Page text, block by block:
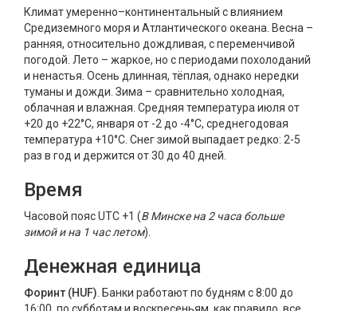
Климат умеренно–континентальный с влиянием
Средиземного моря и Атлантического океана. Весна –
ранняя, относительно дождливая, с переменчивой
погодой. Лето – жаркое, но с периодами похолоданий
и ненастья. Осень длинная, тёплая, однако нередки
туманы и дожди. Зима – сравнительно холодная,
облачная и влажная. Средняя температура июля от
+20 до +22°C, января от -2 до -4°C, средне­годовая
температура +10°C. Снег зимой выпадает редко: 2-5
раз в год и держится от 30 до 40 дней.
Время
Часовой пояс UTC +1 (В Минске на 2 часа больше
зимой и на 1 час летом).
Денежная единица
Форинт (HUF) . Банки работают по будням с 8:00 до